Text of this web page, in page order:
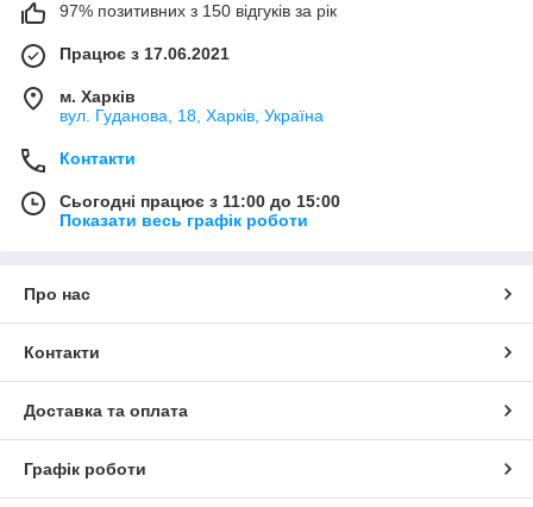
97% позитивних з 150 відгуків за рік
Працює з 17.06.2021
м. Харків
вул. Гуданова, 18, Харків, Україна
Контакти
Сьогодні працює з 11:00 до 15:00
Показати весь графік роботи
Про нас
Контакти
Доставка та оплата
Графік роботи